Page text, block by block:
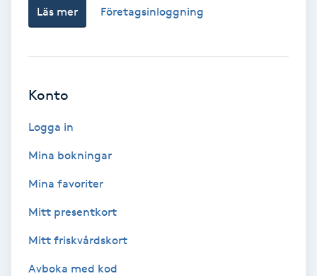
Hudvård
Hyaluronsyra
Hypnos
Läs mer Företagsinloggning
Konto
Logga in
Mina bokningar
Mina favoriter
Mitt presentkort
Mitt friskvårdskort
Avboka med kod